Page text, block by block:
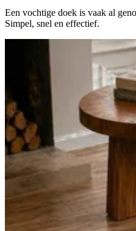
Een vochtige doek is vaak al
Simpel, snel en effectief.